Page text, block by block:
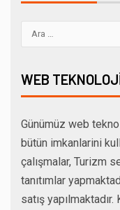
WEB
Günümüz web
bütün imkanlarini
çalışmalar, Turizm
tanıtımlar
satış